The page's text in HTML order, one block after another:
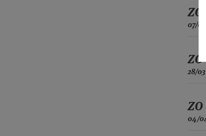
ZO
07/03
ZO
28/03
ZO
04/